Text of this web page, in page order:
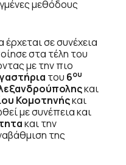
μεθόδους
σε συνέχεια
στα τέλη του
με την πιο
του 6ου
και
Κομοτηνήςκαι
με συνέπεια και
και την
της